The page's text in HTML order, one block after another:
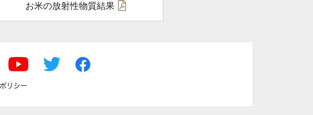
お米の放射性物質結果
リシー